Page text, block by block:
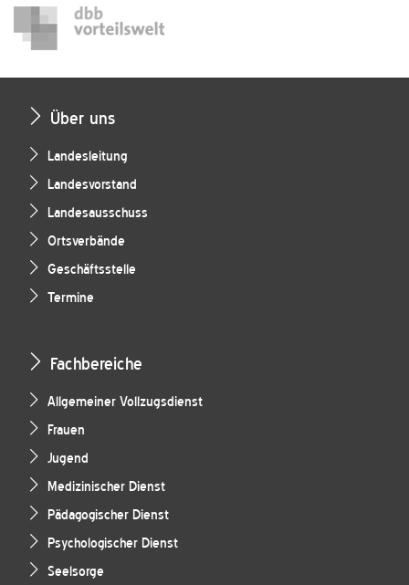
Über uns
Landesleitung
Landesvorstand
Landesausschuss
Ortsverbände
Geschäftsstelle
Termine
Fachbereiche
Allgemeiner Vollzugsdienst
Frauen
Jugend
Medizinischer Dienst
Pädagogischer Dienst
Psychologischer Dienst
Seelsorge